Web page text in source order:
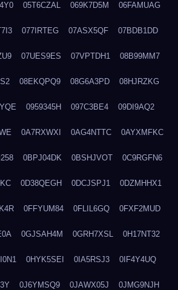
05T6CZAL 069K7D5M 06FAMUAG
077IRTEG 07ASX5QF 07BDB1DD
07UES9ES 07VPTDH1 08B99MM7
08EKQPQ9 08G6A3PD 08HJRZKG
0959345H 097C3BE4 09DI9AQ2
0A7RXWXI 0AG4NTTC 0AYXMFKC
0BPJ04DK 0BSHJVOT 0C9RGFN6
0D38QEGH 0DCJSPJ1 0DZMHHX1
0FFYUM84 0FLIL6GQ 0FXF2MUD
0GJSAH4M 0GRH7XSL 0H17NT32
0HYK5SEI 0IA5RSJ3 0IF4Y4UQ
0J6YMSQ9 0JAWX05J 0JMG9NJH